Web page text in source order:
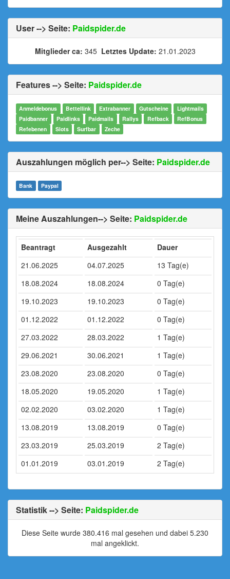
User --> Seite: Paidspider.de
Mitglieder ca: 345 Letztes Update: 21.01.2023
Features --> Seite: Paidspider.de
Anmeldebonus Bettellink Extrabanner Gutscheine
Lightmails
Paidbanner
Paidlinks Paidmails Rallys Refback
RefBonus
Refebenen
Slots Surfbar Zeche
Auszahlungen möglich per--> Seite: Paidspider.de
Bank Paypal
Meine Auszahlungen--> Seite: Paidspider.de
Beantragt Ausgezahlt
Dauer
21.06.2025
04.07.2025
13 Tag(e)
18.08.2024
18.08.2024
0 Tag(e)
19.10.2023
19.10.2023
0 Tag(e)
01.12.2022
01.12.2022
0 Tag(e)
27.03.2022
28.03.2022
1 Tag(e)
29.06.2021
30.06.2021
1 Tag(e)
23.08.2020
23.08.2020
0 Tag(e)
18.05.2020
19.05.2020
1 Tag(e)
02.02.2020
03.02.2020
1 Tag(e)
13.08.2019
13.08.2019
0 Tag(e)
23.03.2019
25.03.2019
2 Tag(e)
01.01.2019
03.01.2019 2 Tag(e)
Statistik --> Seite: Paidspider.de
Diese Seite wurde 380.416 mal gesehen und dabei 5.230
mal angeklickt.